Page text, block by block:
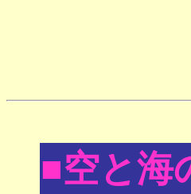
■空と海